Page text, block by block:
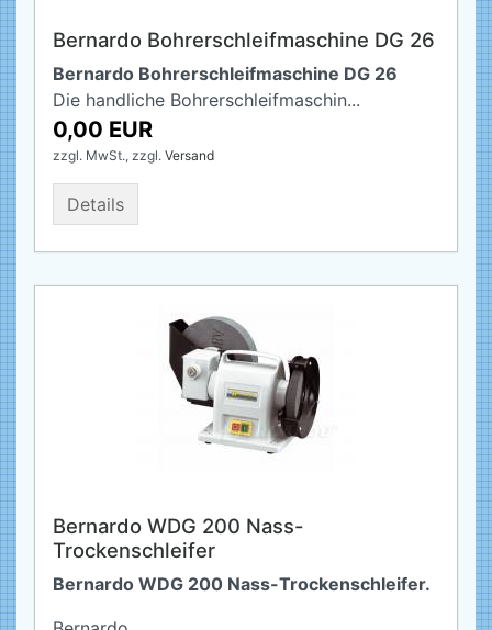
Bernardo Bohrerschleifmaschine DG 26
Bernardo Bohrerschleifmaschine DG 26
Die handliche Bohrerschleifmaschin...
0,00 EUR
zzgl. MwSt., zzgl. Versand
Details
Bernardo WDG 200 Nass-
Trockenschleifer
Bernardo WDG 200 Nass-Trockenschleifer.